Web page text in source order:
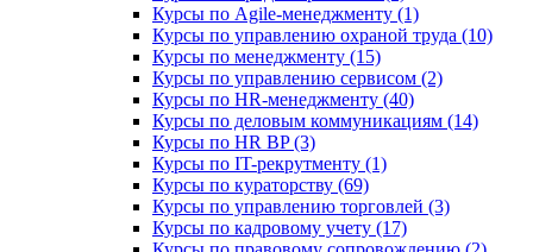
Курсы по Agile-менеджменту (1)
Курсы по управлению охраной труда (10)
Курсы по менеджменту (15)
Курсы по управлению сервисом (2)
Курсы по HR-менеджменту (40)
Курсы по деловым коммуникациям (14)
Курсы по HR BP (3)
Курсы по IT-рекрутменту (1)
Курсы по кураторству (69)
Курсы по управлению торговлей (3)
Курсы по кадровому учету (17)